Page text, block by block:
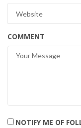
COMMENT
NOTIFY ME OF